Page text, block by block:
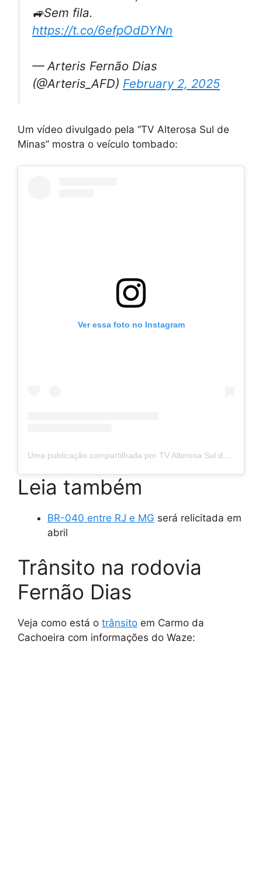
🚙Sem fila.
https://t.co/6efpOdDYNn
— Arteris Fernão Dias
(@Arteris_AFD) February 2, 2025
Um vídeo divulgado pela “TV Alterosa Sul de
Minas” mostra o veículo tombado:
Ver essa foto no Instagram
Uma publicação compartilhada por TV Alterosa Sul de Minas (@tvalterosasuldeminas)
Leia também
BR-040 entre RJ e MG será relicitada em
abril
Trânsito na rodovia
Fernão Dias
Veja como está o trânsito em Carmo da
Cachoeira com informações do Waze: